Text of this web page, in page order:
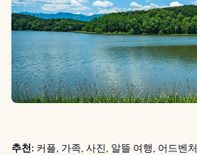
추천: 커플, 가족, 사진, 알뜰 여행, 어드벤처